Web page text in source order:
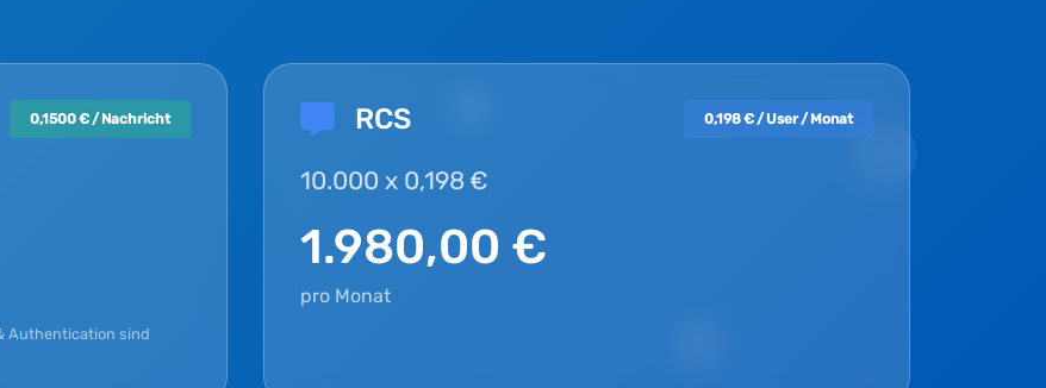
0,1500 € / Nachricht
Authentication sind
RCS 0,198 € / User / Monat
10.000 x 0,198 €
1.980,00 €
pro Monat